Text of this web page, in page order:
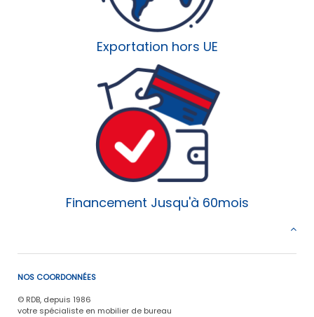
Exportation hors UE
Financement Jusqu'à 60mois
NOS COORDONNÉES
© RDB, depuis 1986
votre spécialiste en mobilier de bureau